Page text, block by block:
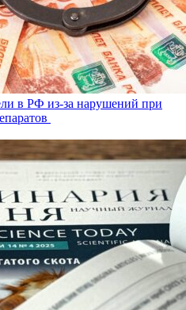
в РФ из-за нарушений при